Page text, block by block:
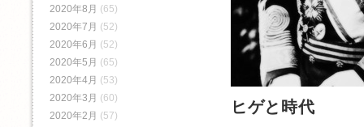
ヒゲと時代
2020年8月 (65)
2020年7月 (52)
2020年6月 (52)
2020年5月 (65)
2020年4月 (53)
2020年3月 (60)
2020年2月 (57)